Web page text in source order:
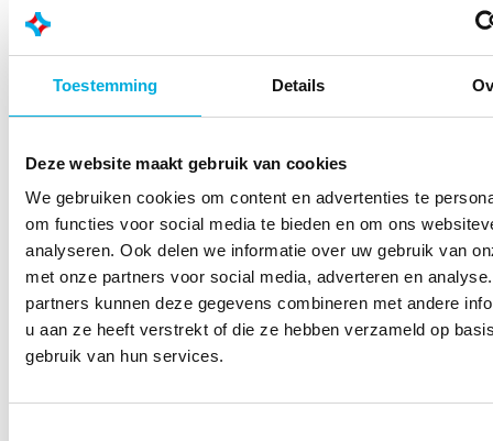
Toestemming Details
Deze website maakt gebruik van cookies
We gebruiken cookies om content en advertenties te
om functies voor social media te bieden en om ons
analyseren. Ook delen we informatie over uw gebruik van
met onze partners voor social media, adverteren en
partners kunnen deze gegevens combineren met andere
u aan ze heeft verstrekt of die ze hebben verzameld op
gebruik van hun services.
3131 HX Vlaardingen